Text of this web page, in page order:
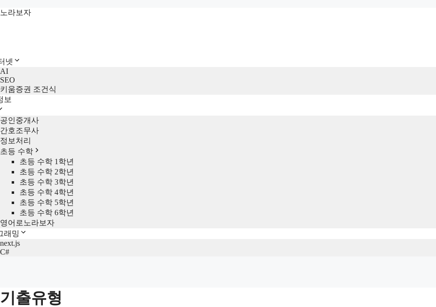
컨
너
뛰
기
노라보자
넷
AI
SEO
키움증권 조건식
보
공인중개사
간호조무사
정보처리
초등 수학
초등 수학 1학년
초등 수학 2학년
초등 수학 3학년
초등 수학 4학년
초등 수학 5학년
초등 수학 6학년
영어로노라보자
래밍
next.js
C#
기출유형